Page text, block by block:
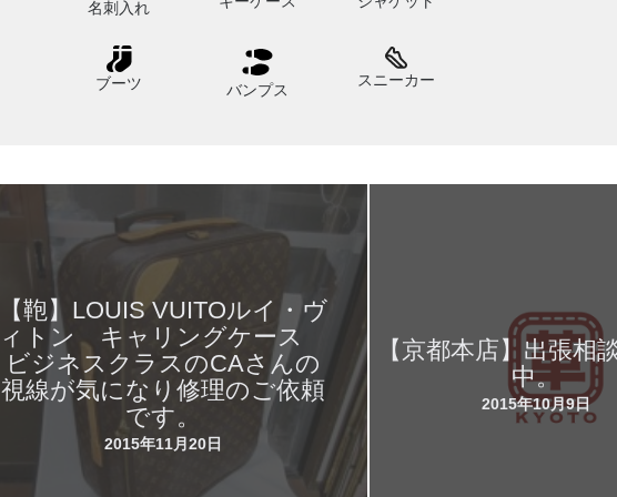
名刺入れ
ブーツ バンプス
スニーカー
【鞄】LOUIS VUITOルイ・ヴ
ィトン キャリングケース
ビジネスクラスのCAさんの
視線が気になり修理のご依頼
です。
2015年11月20日
【京都本店】出張相
中。
2015年10月9日